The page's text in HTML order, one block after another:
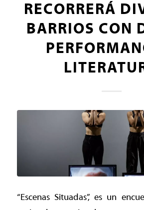
RECORRERÁ
BARRIOS CON
“Escenas Situadas”, es un